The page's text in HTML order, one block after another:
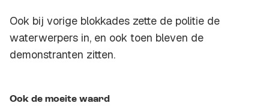
Ook bij vorige blokkades zette de politie de
waterwerpers in, en ook toen bleven de
demonstranten zitten.
Ook de moeite waard